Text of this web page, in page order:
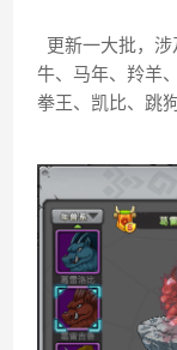
更新一大批，
牛、马年、羚羊
拳王、凯比、跳